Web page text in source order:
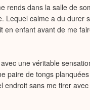
rends dans la salle de
Lequel calme a du durer
en enfant avant de me
une véritable
paire de tongs
sans me tirer